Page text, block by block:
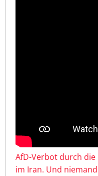
AfD-Verbot durch
im Iran. Und